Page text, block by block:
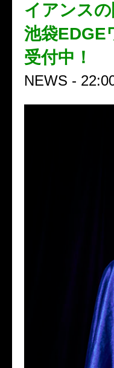
イアンス
池袋EDGE
受付中！
NEWS -